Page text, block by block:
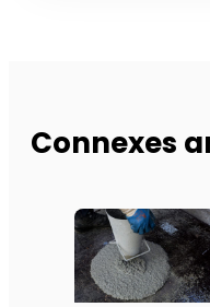
Connexes